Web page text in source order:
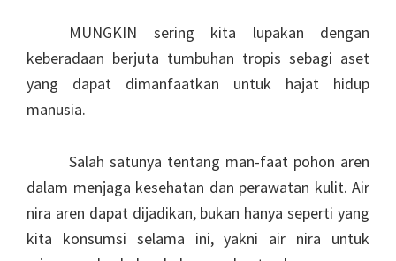
MUNGKIN sering kita lupakan dengan
keberadaan berjuta tumbuhan tropis sebagi aset
yang dapat dimanfaatkan untuk hajat hidup
manusia.
Salah satunya tentang man-faat pohon aren
dalam menjaga kesehatan dan perawatan kulit. Air
nira aren dapat dijadikan, bukan hanya seperti yang
kita konsumsi selama ini, yakni air nira untuk